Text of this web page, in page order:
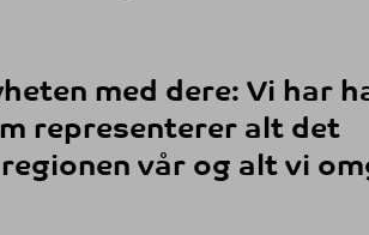
med dere: Vi har
representerer alt det
vår og alt vi